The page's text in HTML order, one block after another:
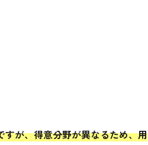
が、得意分野が異なるため、用